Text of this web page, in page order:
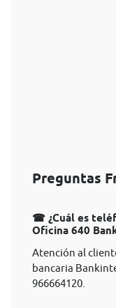
Preguntas
☎ ¿Cuál es
Oficina 640
Atención al
bancaria
966664120.